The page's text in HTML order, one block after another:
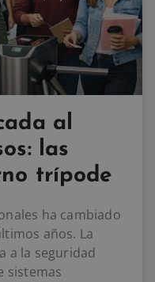
al
las
trípode
ha cambiado
años. La
a la seguridad
sistemas